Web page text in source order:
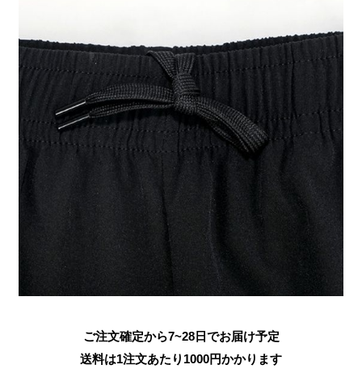
ご注文確定から7~28日でお届け予定
送料は1注文あたり 1000円かかります